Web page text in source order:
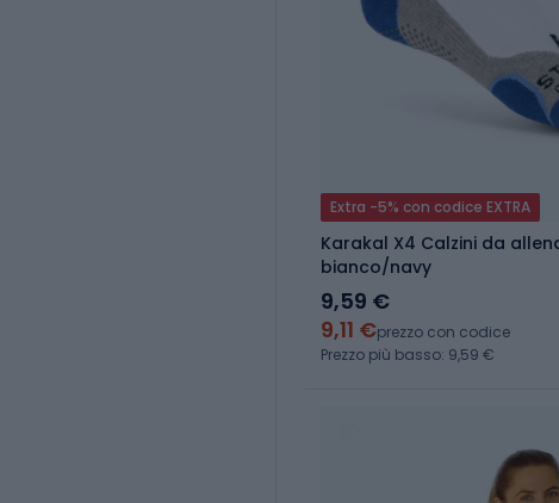
Extra -5% con codice EXTRA
Karakal X4 Calzini da
bianco/navy
9,59 €
9,11 €prezzo con codice
Prezzo più basso: 9,59 €